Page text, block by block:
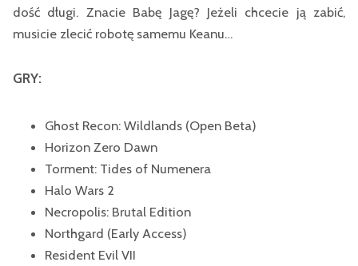
dość długi. Znacie Babę Jagę? Jeżeli chcecie ją zabić,
musicie zlecić robotę samemu Keanu…
GRY:
Ghost Recon: Wildlands (Open Beta)
Horizon Zero Dawn
Torment: Tides of Numenera
Halo Wars 2
Necropolis: Brutal Edition
Northgard (Early Access)
Resident Evil VII